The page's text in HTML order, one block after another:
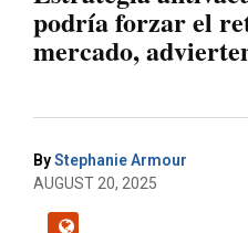
podría forzar el
mercado,
ByStephanie Armour
AUGUST 20, 2025